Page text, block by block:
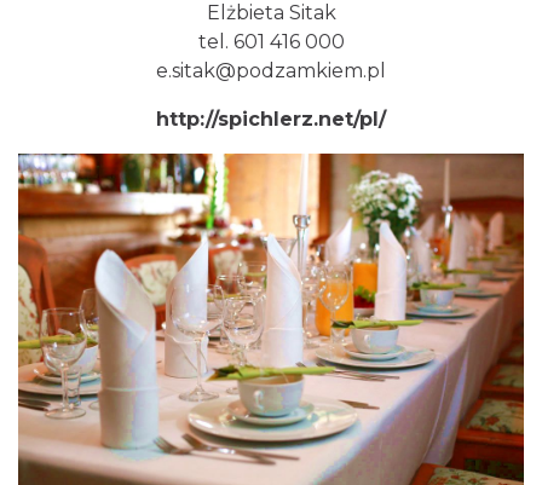
Elżbieta Sitak
tel. 601 416 000
e.sitak@podzamkiem.pl
http://spichlerz.net/pl/